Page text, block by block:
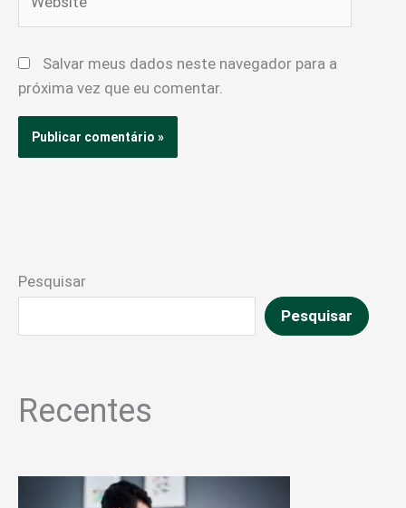
Salvar meus dados neste navegador para a
próxima vez que eu comentar.
Pesquisar
Pesquisar
Recentes